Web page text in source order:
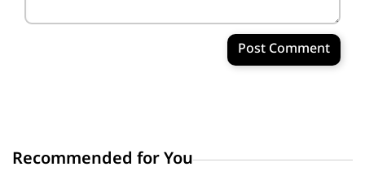
Post Comment
Recommended for You